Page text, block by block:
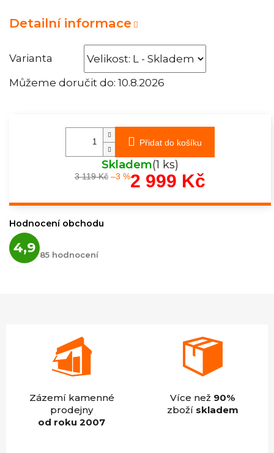
Varianta
Můžeme doručit do: 10.8.2026
Detailní informace
Přidat do košíku
Skladem(1 ks)
3 119 Kč –3 %2 999 KčMěrná
Hodnocení obchodu
4,9 hodnocení
obchodu
85 hodnocení
Zázemí kamenné
prodejny
od roku 2007
Více než 90%
zboží skladem